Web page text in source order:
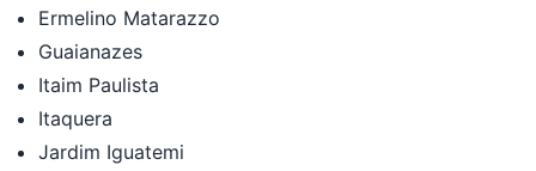
Ermelino Matarazzo
Guaianazes
Itaim Paulista
Itaquera
Jardim Iguatemi